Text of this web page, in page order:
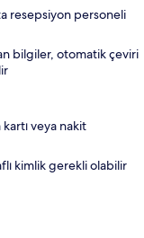
resepsiyon personeli
bilgiler, otomatik çeviri
veya nakit
kimlik gerekli olabilir